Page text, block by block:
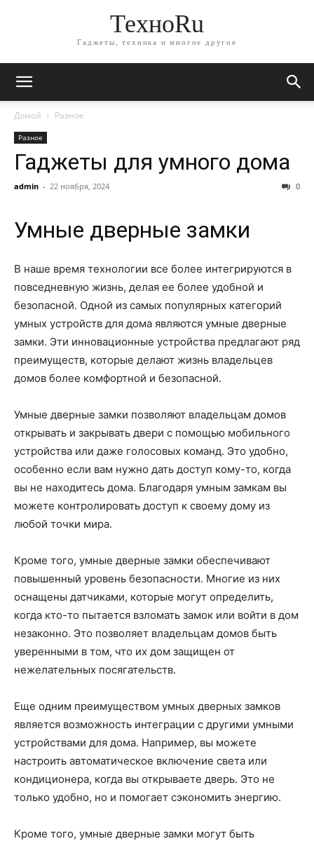
ТехноRu
Гаджеты, техника и многое другое
Домой Разное
Разное
Гаджеты для умного дома
admin - 22 ноября, 2024 0
Умные дверные замки
В наше время технологии все более интегрируются в
повседневную жизнь, делая ее более удобной и
безопасной. Одной из самых популярных категорий
умных устройств для дома являются умные дверные
замки. Эти инновационные устройства предлагают ряд
преимуществ, которые делают жизнь владельцев
домов более комфортной и безопасной.
Умные дверные замки позволяют владельцам домов
открывать и закрывать двери с помощью мобильного
устройства или даже голосовых команд. Это удобно,
особенно если вам нужно дать доступ кому-то, когда
вы не находитесь дома. Благодаря умным замкам вы
можете контролировать доступ к своему дому из
любой точки мира.
Кроме того, умные дверные замки обеспечивают
повышенный уровень безопасности. Многие из них
оснащены датчиками, которые могут определить,
когда кто-то пытается взломать замок или войти в дом
незаконно. Это позволяет владельцам домов быть
уверенными в том, что их дом защищен от
нежелательных посягательств.
Еще одним преимуществом умных дверных замков
является возможность интеграции с другими умными
устройствами для дома. Например, вы можете
настроить автоматическое включение света или
кондиционера, когда вы открываете дверь. Это не
только удобно, но и помогает сэкономить энергию.
Кроме того, умные дверные замки могут быть